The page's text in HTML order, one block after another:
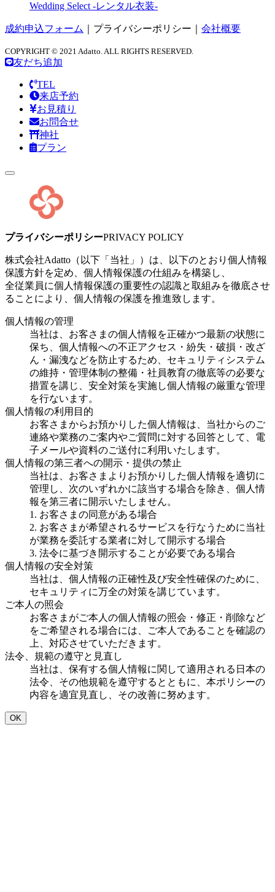
Wedding Select -レンタル衣装-
成約申込フォーム プライバシーポリシー 会社概要
COPYRIGHT © 2021 Adatto. ALL RIGHTS RESERVED.
友だち追加
TEL
来店予約
お見積り
お問合せ
神社
プラン
プライバシーポリシーPRIVACY POLICY
株式会社Adatto（以下「当社」）は、以下のとおり個人情報
保護方針を定め、個人情報保護の仕組みを構築し、
全従業員に個人情報保護の重要性の認識と取組みを徹底させ
ることにより、個人情報の保護を推進致します。
個人情報の管理
当社は、お客さまの個人情報を正確かつ最新の状態に
保ち、個人情報への不正アクセス・紛失・破損・改ざ
ん・漏洩などを防止するため、セキュリティシステム
の維持・管理体制の整備・社員教育の徹底等の必要な
措置を講じ、安全対策を実施し個人情報の厳重な管理
を行ないます。
個人情報の利用目的
お客さまからお預かりした個人情報は、当社からのご
連絡や業務のご案内やご質問に対する回答として、電
子メールや資料のご送付に利用いたします。
個人情報の第三者への開示・提供の禁止
当社は、お客さまよりお預かりした個人情報を適切に
管理し、次のいずれかに該当する場合を除き、個人情
報を第三者に開示いたしません。
1. お客さまの同意がある場合
2. お客さまが希望されるサービスを行なうために当社
が業務を委託する業者に対して開示する場合
3. 法令に基づき開示することが必要である場合
個人情報の安全対策
当社は、個人情報の正確性及び安全性確保のために、
セキュリティに万全の対策を講じています。
ご本人の照会
お客さまがご本人の個人情報の照会・修正・削除など
をご希望される場合には、ご本人であることを確認の
上、対応させていただきます。
法令、規範の遵守と見直し
当社は、保有する個人情報に関して適用される日本の
法令、その他規範を遵守するとともに、本ポリシーの
内容を適宜見直し、その改善に努めます。
OK